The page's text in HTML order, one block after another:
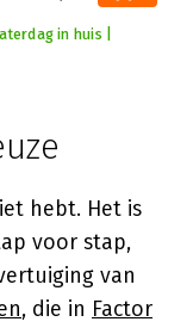
in huis |
hebt. Het is
voor stap,
van
, die in Factor